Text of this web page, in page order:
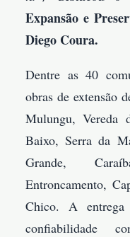
Expansão e
Diego Coura.
Dentre as 40
obras de extensão
Mulungu, Vereda
Baixo, Serra da
Grande,
Entroncamento,
Chico. A
confiabilidade